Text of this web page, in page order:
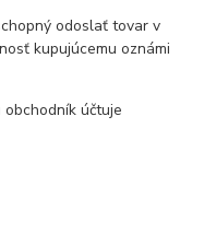
odoslať tovar v
kupujúcemu oznámi
účtuje